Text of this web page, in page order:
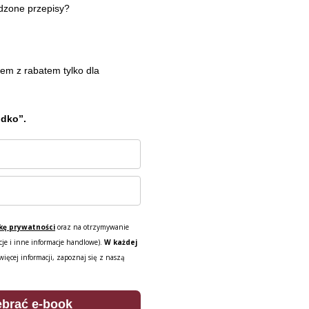
przepisy?
z rabatem tylko dla
prywatności oraz na otrzymywanie
i inne informacje handlowe). W każdej
informacji, zapoznaj się z naszą
e-book